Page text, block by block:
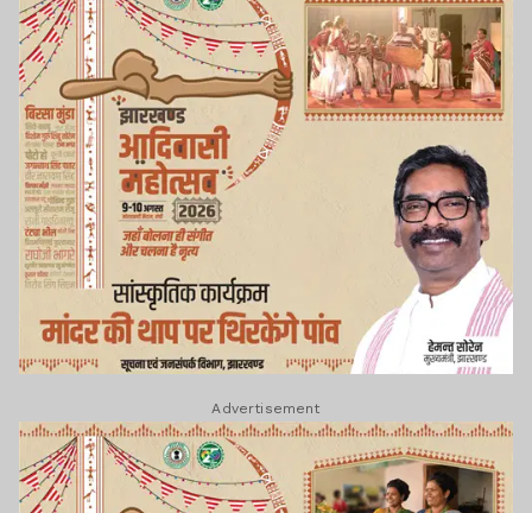
Advertisement